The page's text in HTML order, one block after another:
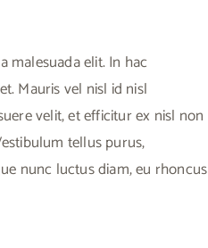
malesuada elit. In hac
Mauris vel nisl id nisl
velit, et efficitur ex nisl non
tellus purus,
nunc luctus diam, eu rhoncus